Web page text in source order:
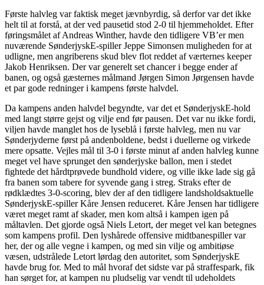
Første halvleg var faktisk meget jævnbyrdig, så derfor var det ikke
helt til at forstå, at der ved pausetid stod 2-0 til hjemmeholdet. Efter
føringsmålet af Andreas Winther, havde den tidligere VB’er men
nuværende SønderjyskE-spiller Jeppe Simonsen muligheden for at
udligne, men angriberens skud blev flot reddet af værternes keeper
Jakob Henriksen. Der var generelt set chancer i begge ender af
banen, og også gæsternes målmand Jørgen Simon Jørgensen havde
et par gode redninger i kampens første halvdel.
Da kampens anden halvdel begyndte, var det et SønderjyskE-hold
med langt større gejst og vilje end før pausen. Det var nu ikke fordi,
viljen havde manglet hos de lyseblå i første halvleg, men nu var
Sønderjyderne først på andenboldene, bedst i duellerne og virkede
mere opsatte. Vejles mål til 3-0 i første minut af anden halvleg kunne
meget vel have sprunget den sønderjyske ballon, men i stedet
fightede det hårdtprøvede bundhold videre, og ville ikke lade sig gå
fra banen som tabere for syvende gang i streg. Straks efter de
rødklædtes 3-0-scoring, blev der af den tidligere landsholdsaktuelle
SønderjyskE-spiller Kåre Jensen reduceret. Kåre Jensen har tidligere
været meget ramt af skader, men kom altså i kampen igen på
måltavlen. Det gjorde også Niels Letort, der meget vel kan betegnes
som kampens profil. Den lyshårede offensive midtbanespiller var
her, der og alle vegne i kampen, og med sin vilje og ambitiøse
væsen, udstrålede Letort lørdag den autoritet, som SønderjyskE
havde brug for. Med to mål hvoraf det sidste var på straffespark, fik
han sørget for, at kampen nu pludselig var vendt til udeholdets